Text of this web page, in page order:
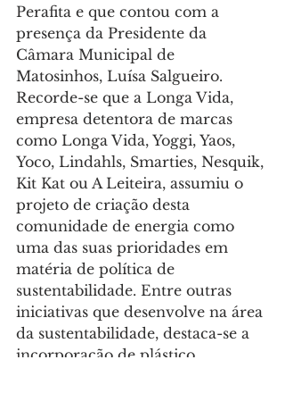
Perafita e que contou com a
presença da Presidente da
Câmara Municipal de
Matosinhos, Luísa Salgueiro.
Recorde-se que a Longa Vida,
empresa detentora de marcas
como Longa Vida, Yoggi, Yaos,
Yoco, Lindahls, Smarties, Nesquik,
Kit Kat ou A Leiteira, assumiu o
projeto de criação desta
comunidade de energia como
uma das suas prioridades em
matéria de política de
sustentabilidade. Entre outras
iniciativas que desenvolve na área
da sustentabilidade, destaca-se a
incorporação de plástico